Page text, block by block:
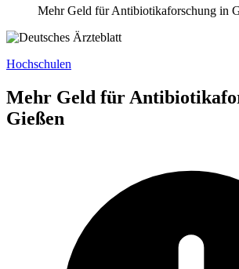
Mehr Geld für Antibiotikaforschung in
Hochschulen
Mehr Geld für
Gießen